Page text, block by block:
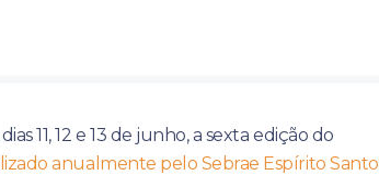
11, 12 e 13 de junho, a sexta edição do
anualmente pelo Sebrae Espírito Santo